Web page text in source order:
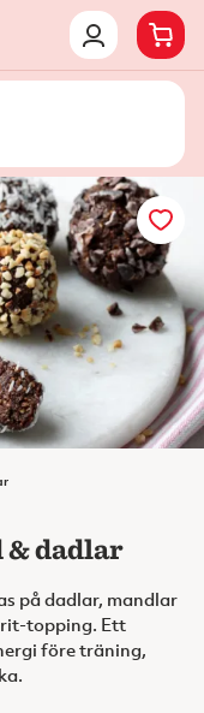
& dadlar
på dadlar, mandlar
topping. Ett
före träning,